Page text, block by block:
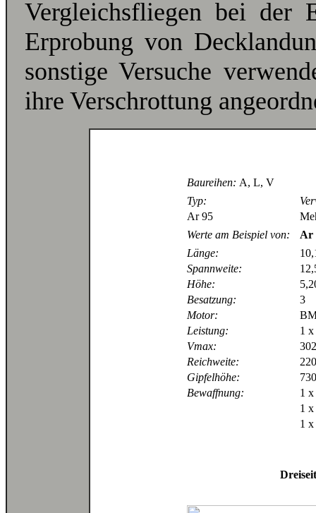
Vergleichsfliegen bei der
Erprobung von
sonstige Versuche
ihre Verschrottung
Baureihen: A, L, V
Typ:
Ar 95
Werte am Beispiel von:
Ar
Länge:
Spannweite:
Höhe:
Besatzung:
3
Motor:
Leistung:
1 x
Vmax:
Reichweite:
Gipfelhöhe:
Bewaffnung:
1
1
1